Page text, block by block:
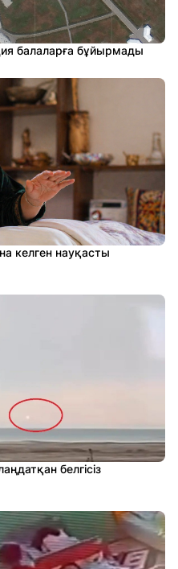
балаларға бұйырмады
келген науқасты
белгісіз